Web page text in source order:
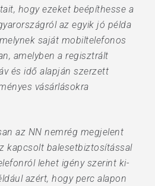
hogy ezeket beépíthesse a
az egyik jó példa
saját mobiltelefonos
amelyben a regisztrált
és idő alapján szerzett
vásárlásokra
az NN nemrég megjelent
kapcsolt balesetbiztosítással
lehet igény szerint ki-
azért, hogy perc alapon